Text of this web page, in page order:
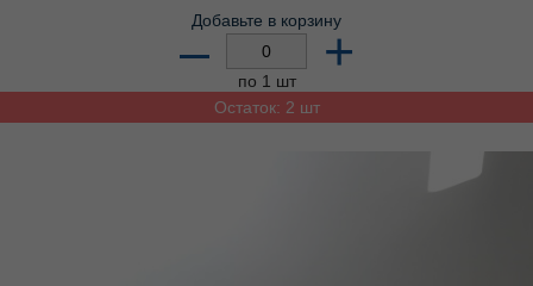
Добавьте в корзину
– +
по 1 шт
Остаток: 2 шт